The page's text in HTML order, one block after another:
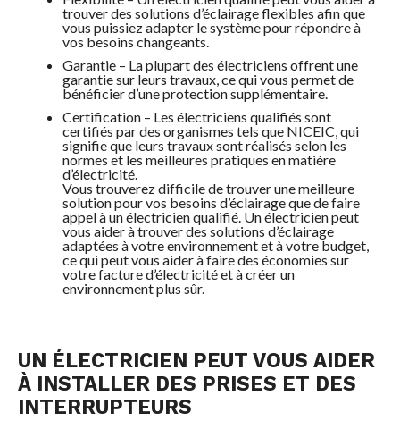
trouver des solutions d’éclairage flexibles afin que
vous puissiez adapter le système pour répondre à
vos besoins changeants.
Garantie – La plupart des électriciens offrent une
garantie sur leurs travaux, ce qui vous permet de
bénéficier d’une protection supplémentaire.
Certification – Les électriciens qualifiés sont
certifiés par des organismes tels que NICEIC, qui
signifie que leurs travaux sont réalisés selon les
normes et les meilleures pratiques en matière
d’électricité.
Vous trouverez difficile de trouver une meilleure
solution pour vos besoins d’éclairage que de faire
appel à un électricien qualifié. Un électricien peut
vous aider à trouver des solutions d’éclairage
adaptées à votre environnement et à votre budget,
ce qui peut vous aider à faire des économies sur
votre facture d’électricité et à créer un
environnement plus sûr.
UN ÉLECTRICIEN PEUT VOUS AIDER
À INSTALLER DES PRISES ET DES
INTERRUPTEURS